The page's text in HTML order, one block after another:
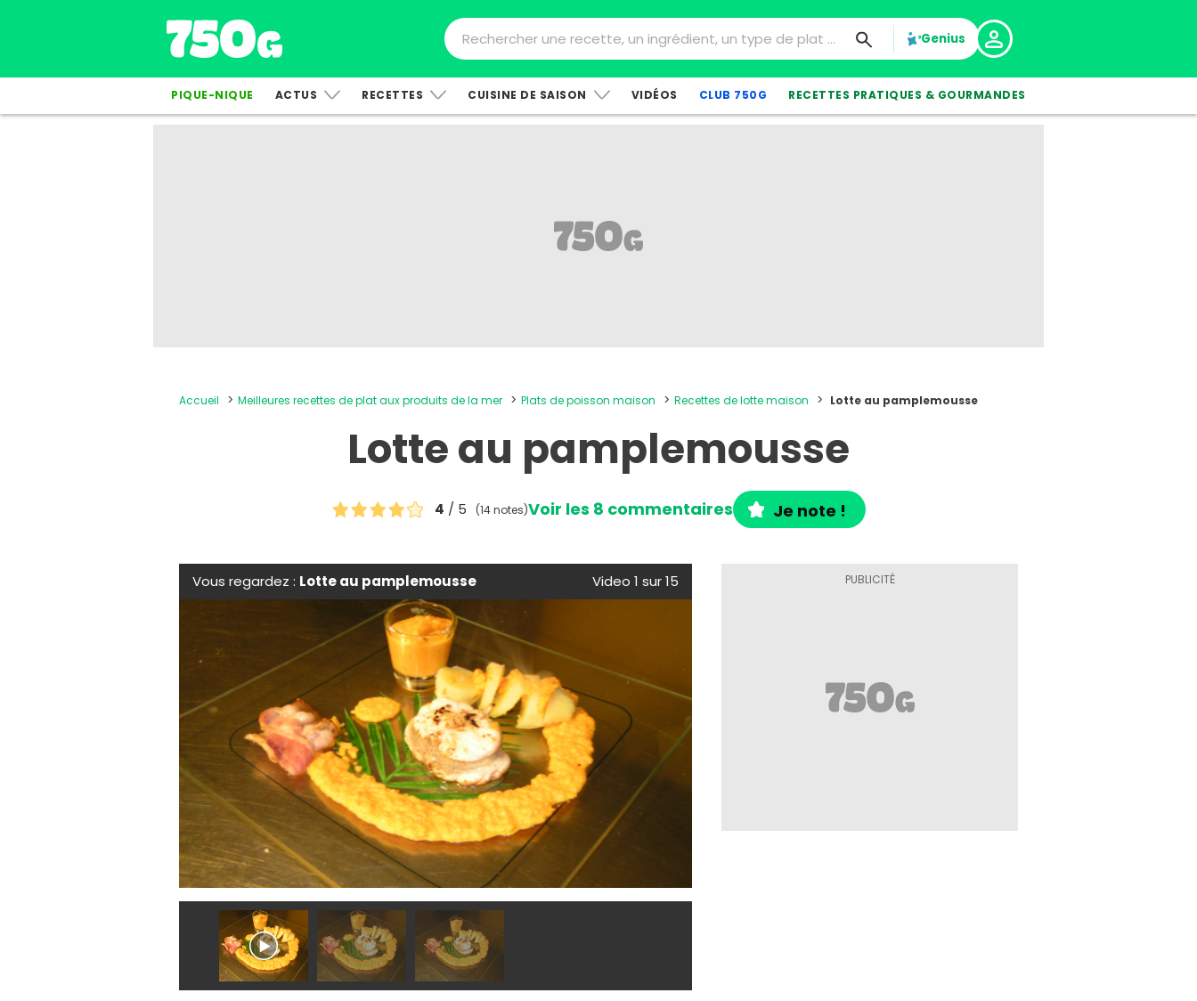
Genius
PIQUE-NIQUE ACTUS RECETTES CUISINE DE SAISON VIDÉOS CLUB 750G RECETTES PRATIQUES & GOURMANDES
Accueil Meilleures recettes de plat aux produits de la mer Plats de poisson maison Recettes de lotte maison Lotte au pamplemousse
Lotte au pamplemousse
4 / 5 (14 notes)Voir les 8 commentaires Je note !
Vous regardez : Lotte au pamplemousse Video 1 sur 15